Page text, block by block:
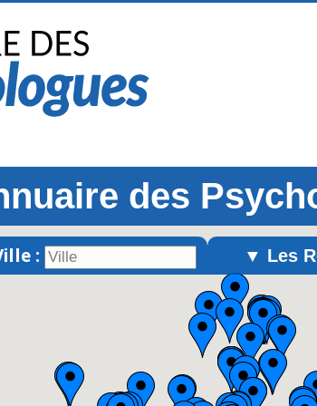
des
: ▼ Les
Basse-